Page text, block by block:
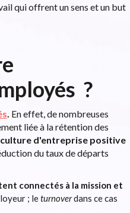
qui offrent un sens et un but
?
. En effet, de nombreuses
liée à la rétention des
d'entreprise positive
du taux de départs
connectés à la mission et
; leturnoverdans ce cas